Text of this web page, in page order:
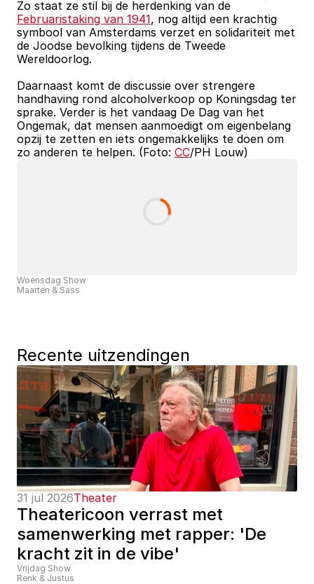
Februaristaking van 1941, nog altijd een krachtig
symbool van Amsterdams verzet en solidariteit met
de Joodse bevolking tijdens de Tweede
Wereldoorlog.
Daarnaast komt de discussie over strengere
handhaving rond alcoholverkoop op Koningsdag ter
sprake. Verder is het vandaag De Dag van het
Ongemak, dat mensen aanmoedigt om eigenbelang
opzij te zetten en iets ongemakkelijks te doen om
zo anderen te helpen. (Foto: CC/PH Louw)
Woensdag Show
Maarten & Sass
Recente uitzendingen
31 jul 2026Theater
Theatericoon verrast met
samenwerking met rapper: 'De
kracht zit in de vibe'
Vrijdag Show
Renk & Justus